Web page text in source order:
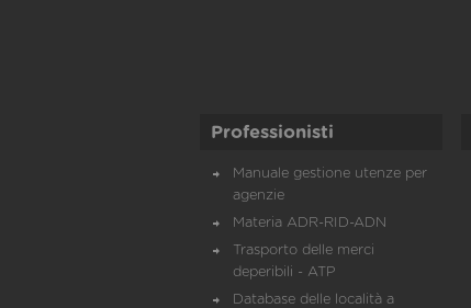
Professionisti
Manuale gestione utenze per
agenzie
Materia ADR-RID-ADN
Trasporto delle merci
deperibili - ATP
Database delle località a